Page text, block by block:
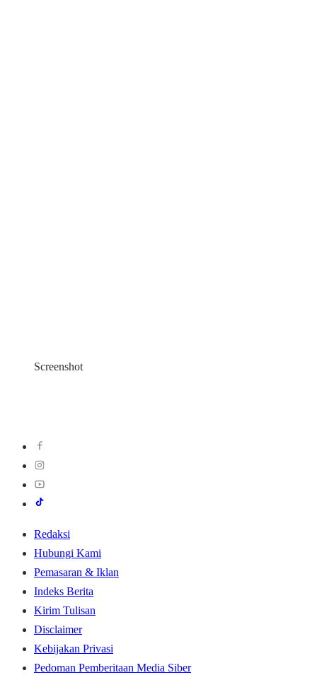
Screenshot
Redaksi
Hubungi Kami
Pemasaran & Iklan
Indeks Berita
Kirim Tulisan
Disclaimer
Kebijakan Privasi
Pedoman Pemberitaan Media Siber